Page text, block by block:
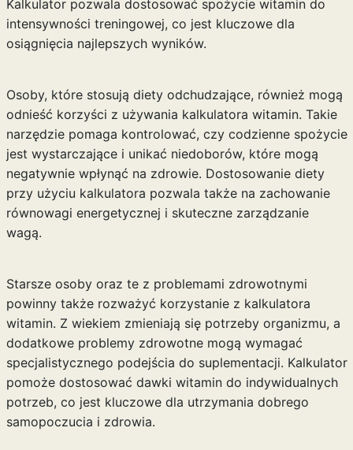
Kalkulator pozwala dostosować spożycie witamin do
intensywności treningowej, co jest kluczowe dla
osiągnięcia najlepszych wyników.
Osoby, które stosują diety odchudzające, również mogą
odnieść korzyści z używania kalkulatora witamin. Takie
narzędzie pomaga kontrolować, czy codzienne spożycie
jest wystarczające i unikać niedoborów, które mogą
negatywnie wpłynąć na zdrowie. Dostosowanie diety
przy użyciu kalkulatora pozwala także na zachowanie
równowagi energetycznej i skuteczne zarządzanie
wagą.
Starsze osoby oraz te z problemami zdrowotnymi
powinny także rozważyć korzystanie z kalkulatora
witamin. Z wiekiem zmieniają się potrzeby organizmu, a
dodatkowe problemy zdrowotne mogą wymagać
specjalistycznego podejścia do suplementacji. Kalkulator
pomoże dostosować dawki witamin do indywidualnych
potrzeb, co jest kluczowe dla utrzymania dobrego
samopoczucia i zdrowia.